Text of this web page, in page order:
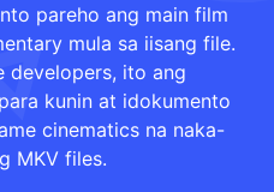
pareho ang main film
mula sa iisang file.
developers, ito ang
kunin at idokumento
cinematics na naka-
MKV files.